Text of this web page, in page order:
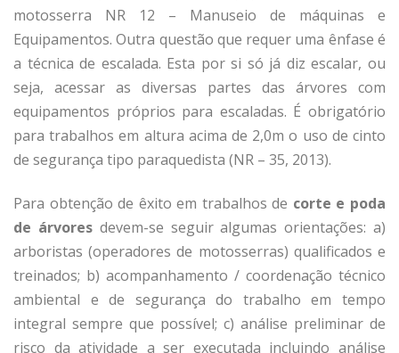
motosserra NR 12 – Manuseio de máquinas e
Equipamentos. Outra questão que requer uma ênfase é
a técnica de escalada. Esta por si só já diz escalar, ou
seja, acessar as diversas partes das árvores com
equipamentos próprios para escaladas. É obrigatório
para trabalhos em altura acima de 2,0m o uso de cinto
de segurança tipo paraquedista (NR – 35, 2013).
Para obtenção de êxito em trabalhos de corte e poda
de árvores devem-se seguir algumas orientações: a)
arboristas (operadores de motosserras) qualificados e
treinados; b) acompanhamento / coordenação técnico
ambiental e de segurança do trabalho em tempo
integral sempre que possível; c) análise preliminar de
risco da atividade a ser executada incluindo análise